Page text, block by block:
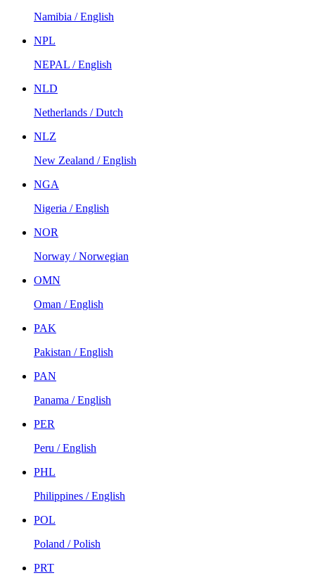
Namibia / English
NPL
NEPAL / English
NLD
Netherlands / Dutch
NLZ
New Zealand / English
NGA
Nigeria / English
NOR
Norway / Norwegian
OMN
Oman / English
PAK
Pakistan / English
PAN
Panama / English
PER
Peru / English
PHL
Philippines / English
POL
Poland / Polish
PRT